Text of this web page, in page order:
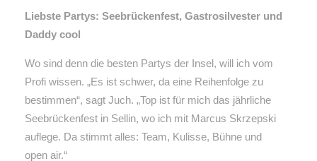
Liebste Partys: Seebrückenfest, Gastrosilvester und
Daddy cool
Wo sind denn die besten Partys der Insel, will ich vom
Profi wissen. „Es ist schwer, da eine Reihenfolge zu
bestimmen“, sagt Juch. „Top ist für mich das jährliche
Seebrückenfest in Sellin, wo ich mit Marcus Skrzepski
auflege. Da stimmt alles: Team, Kulisse, Bühne und
open air.“